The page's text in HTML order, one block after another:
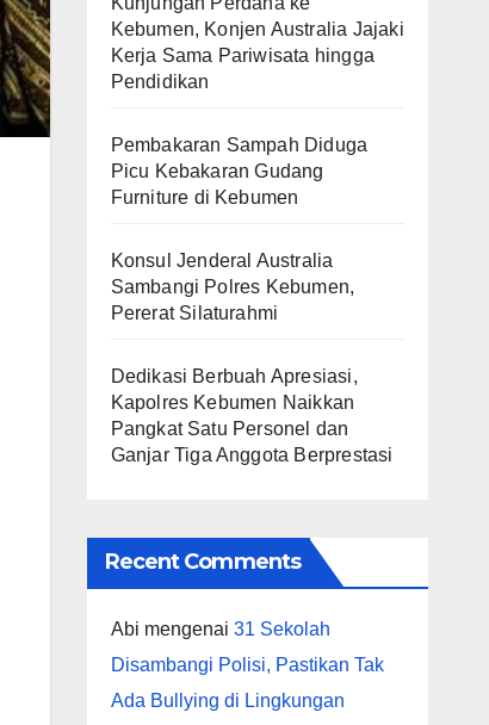
Kebumen, Konjen Australia Jajaki
Kerja Sama Pariwisata hingga
Pendidikan
Pembakaran Sampah Diduga
Picu Kebakaran Gudang
Furniture di Kebumen
Konsul Jenderal Australia
Sambangi Polres Kebumen,
Pererat Silaturahmi
Dedikasi Berbuah Apresiasi,
Kapolres Kebumen Naikkan
Pangkat Satu Personel dan
Ganjar Tiga Anggota Berprestasi
Recent Comments
Abi mengenai 31 Sekolah
Disambangi Polisi, Pastikan Tak
Ada Bullying di Lingkungan